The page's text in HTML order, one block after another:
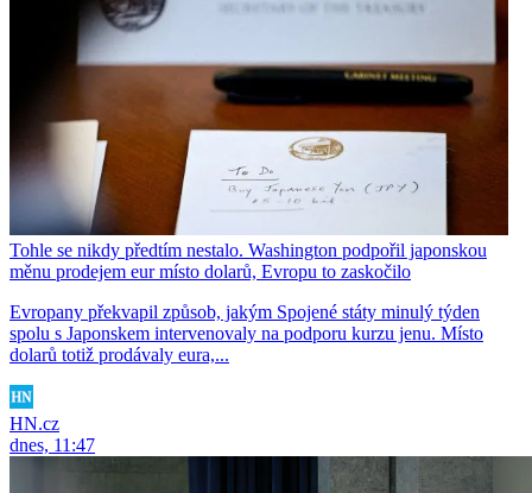
Tohle se nikdy předtím nestalo. Washington podpořil japonskou
měnu prodejem eur místo dolarů, Evropu to zaskočilo
Evropany překvapil způsob, jakým Spojené státy minulý týden
spolu s Japonskem intervenovaly na podporu kurzu jenu. Místo
dolarů totiž prodávaly eura,...
HN.cz
dnes, 11:47